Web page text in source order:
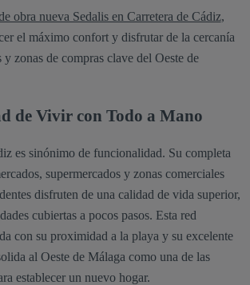
obra nueva Sedalis en Carretera de Cádiz,
el máximo confort y disfrutar de la cercanía
zonas de compras clave del Oeste de
de Vivir con Todo a Mano
es sinónimo de funcionalidad. Su completa
supermercados y zonas comerciales
disfruten de una calidad de vida superior,
cubiertas a pocos pasos. Esta red
con su proximidad a la playa y su excelente
al Oeste de Málaga como una de las
establecer un nuevo hogar.